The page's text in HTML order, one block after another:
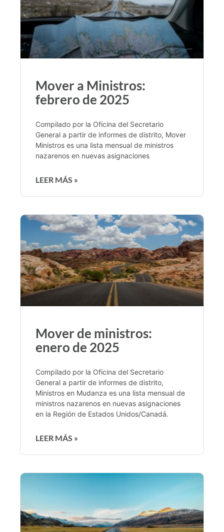
Mover a Ministros:
febrero de 2025
Compilado por la Oficina del Secretario
General a partir de informes de distrito, Mover
Ministros es una lista mensual de ministros
nazarenos en nuevas asignaciones
LEER MÁS »
Mover de ministros:
enero de 2025
Compilado por la Oficina del Secretario
General a partir de informes de distrito,
Ministros en Mudanza es una lista mensual de
ministros nazarenos en nuevas asignaciones
en la Región de Estados Unidos/Canadá.
LEER MÁS »